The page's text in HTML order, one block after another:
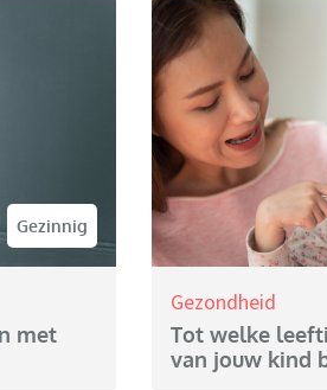
Gezinnig
met
Gezondheid
Tot welke
van jouw kind